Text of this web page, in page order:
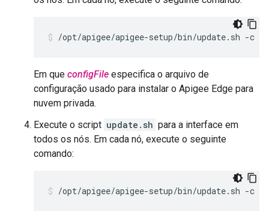
/opt/apigee/apigee-setup/bin/update.sh -c
Em que configFile especifica o arquivo de
configuração usado para instalar o Apigee Edge para
nuvem privada.
Execute o script update.sh para a interface em
todos os nós. Em cada nó, execute o seguinte
comando:
/opt/apigee/apigee-setup/bin/update.sh -c